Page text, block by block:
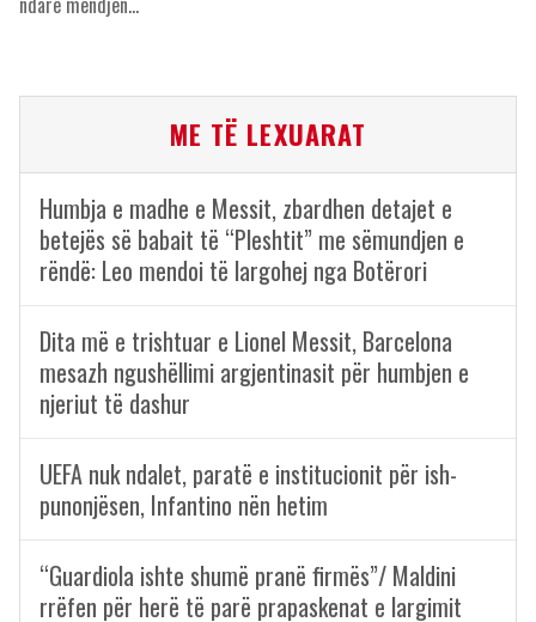
ME TË LEXUARAT
Humbja e madhe e Messit, zbardhen detajet e
betejës së babait të “Pleshtit” me sëmundjen e
rëndë: Leo mendoi të largohej nga Botërori
Dita më e trishtuar e Lionel Messit, Barcelona
mesazh ngushëllimi argjentinasit për humbjen e
njeriut të dashur
UEFA nuk ndalet, paratë e institucionit për ish-
punonjësen, Infantino nën hetim
“Guardiola ishte shumë pranë firmës”/ Maldini
rrëfen për herë të parë prapaskenat e largimit